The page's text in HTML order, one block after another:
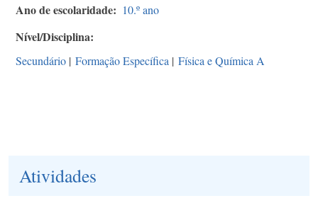
Ano de escolaridade 10.º ano
Nível/Disciplina
Secundário | Formação Específica | Física e Química A
Atividades